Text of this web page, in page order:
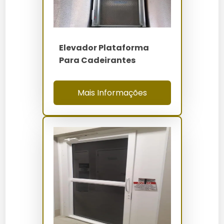
Alternativas
Plataforma De
Elevação
Alta
capacidade,
fácil instalação
Espaço
Elevador
Tradicional
andares
Alto custo de
instalação e
manutenção
Perguntas Frequentes sobre
Plataforma De Elevação Para
Cadeirantes
Elevador Plataforma
Para Cadeirantes
Mais Informações